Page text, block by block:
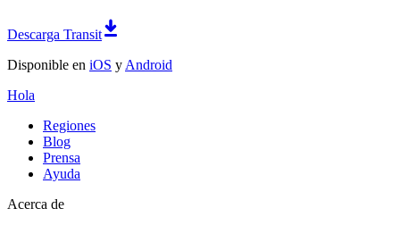
Descarga Transit
Disponible en iOS y Android
Hola
Regiones
Blog
Prensa
Ayuda
Acerca de